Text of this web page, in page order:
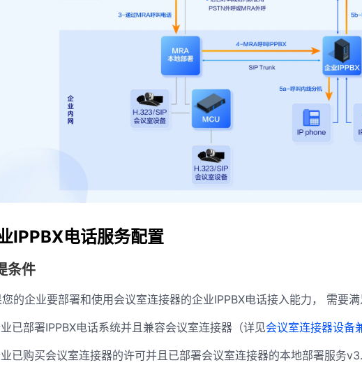
IPPBX电话服务配置
条件
的企业要部署和使用会议室连接器的企业IPPBX电话接入能力， 需要满
已部署IPPBX电话系统并且兼容会议室连接器（详见会议室连接器设备
已购买会议室连接器的许可并且已部署会议室连接器的本地部署服务